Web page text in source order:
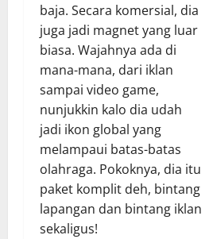
baja. Secara komersial, dia
juga jadi magnet yang luar
biasa. Wajahnya ada di
mana-mana, dari iklan
sampai video game,
nunjukkin kalo dia udah
jadi ikon global yang
melampaui batas-batas
olahraga. Pokoknya, dia itu
paket komplit deh, bintang
lapangan dan bintang iklan
sekaligus!